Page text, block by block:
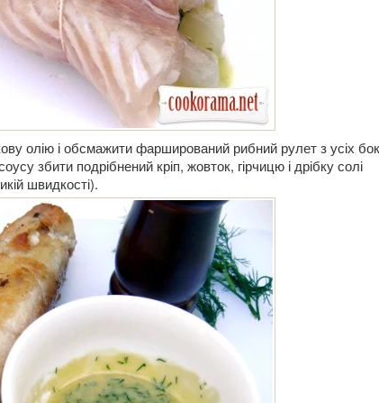
олію і обсмажити фарширований рибний рулет з усіх
збити подрібнений кріп, жовток, гірчицю і дрібку солі
швидкості).